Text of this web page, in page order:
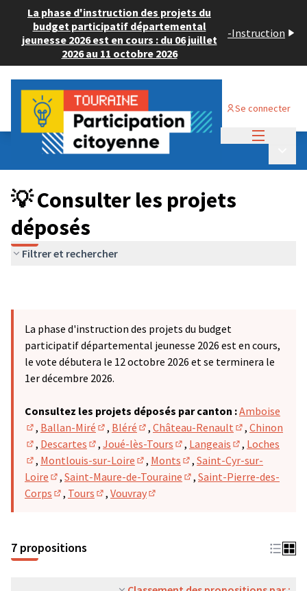
La phase d'instruction des projets du
budget participatif départemental
jeunesse 2026 est en cours : du 06 juillet
2026 au 11 octobre 2026
-Instruction
Se connecter
Budget Participatif JEUNESSE 2026
💡 Consulter les projets déposés
💡 Consulter les projets
déposés
Filtrer et rechercher
La phase d'instruction des projets du budget
participatif départemental jeunesse 2026 est en cours,
le vote débutera le 12 octobre 2026 et se terminera le
1er décembre 2026.
Consultez les projets déposés par canton :Amboise
(S'ouvre dans un nouvel onglet)
, Ballan-Miré
(S'ouvre dans un nouvel onglet)
, Bléré
(S'ouvre dans un nouvel onglet)
, Château-Renault
(S'ouvre dans
, Chinon
(S'ouvre dans un nouvel onglet)
, Descartes
(S'ouvre dans un nouvel onglet)
, Joué-lès-Tours
(S'ouvre dans un nouvel
, Langeais
(S'ouvre dans
, Loches
(S'ouvre dans un nouvel onglet)
, Montlouis-sur-Loire
(S'ouvre dans un nouvel onglet)
, Monts
(S'ouvre dans un nouvel
, Saint-Cyr-sur-
Loire
(S'ouvre dans un nouvel onglet)
, Saint-Maure-de-Touraine
, Saint-Pierre-des-
Corps
, Tours
, Vouvray
7 propositions